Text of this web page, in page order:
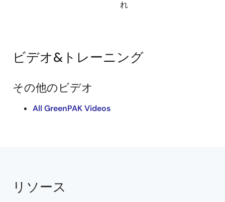
れ
ビデオ&トレーニング
その他のビデオ
All GreenPAK Videos
リソース